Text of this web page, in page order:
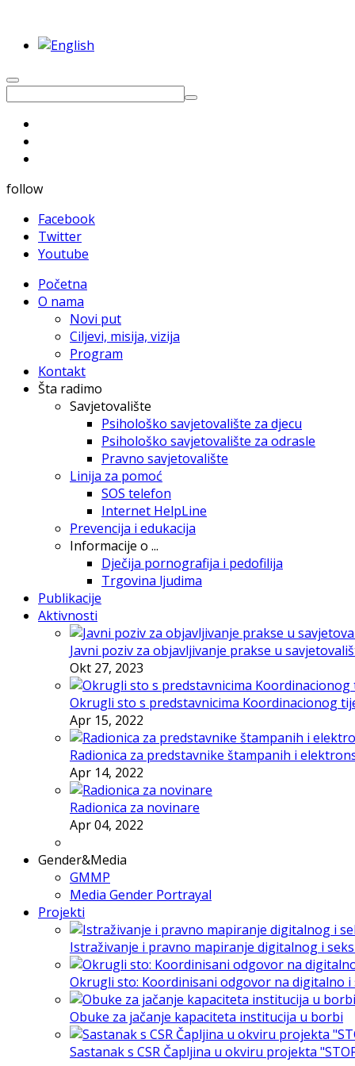
follow
Facebook
Twitter
Youtube
Početna
O nama
Novi put
Ciljevi, misija, vizija
Program
Kontakt
Šta radimo
Savjetovalište
Psihološko savjetovalište za djecu
Psihološko savjetovalište za odrasle
Pravno savjetovalište
Linija za pomoć
SOS telefon
Internet HelpLine
Prevencija i edukacija
Informacije o ...
Dječija pornografija i pedofilija
Trgovina ljudima
Publikacije
Aktivnosti
Javni poziv za objavljivanje prakse u
Okt 27, 2023
Okrugli sto s predstavnicima Koordinacionog
Apr 15, 2022
Radionica za predstavnike štampanih i
Apr 14, 2022
Radionica za novinare
Apr 04, 2022
Gender&Media
GMMP
Media Gender Portrayal
Projekti
Istraživanje i pravno mapiranje digitalnog i
Okrugli sto: Koordinisani odgovor na digitalno i
Obuke za jačanje kapaciteta institucija u borbi
Sastanak s CSR Čapljina u okviru projekta